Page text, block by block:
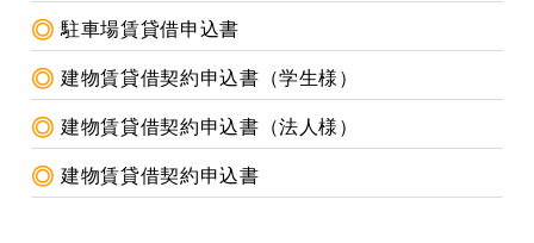
駐車場賃貸借申込書
建物賃貸借契約申込書（学生様）
建物賃貸借契約申込書（法人様）
建物賃貸借契約申込書